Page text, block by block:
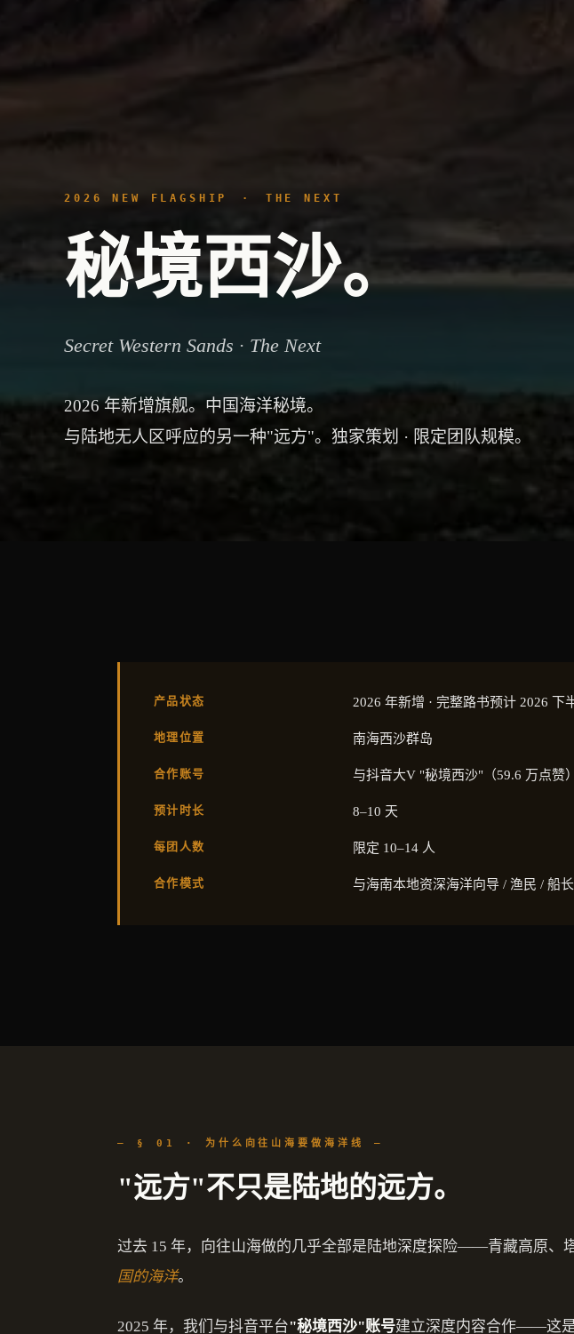
2026 NEW FLAGSHIP · THE NEXT
秘境西沙。
Secret Western Sands · The Next
2026 年新增旗舰。中国海洋秘境。
与陆地无人区呼应的另一种"远方"。独家策划 · 限定团队规模。
产品状态 2026 年新增 · 完整路书预计 2026 下
地理位置 南海西沙群岛
合作账号 与抖音大V "秘境西沙"（59.6 万点赞
预计时长 8–10 天
每团人数 限定 10–14 人
合作模式 与海南本地资深海洋向导 / 渔民 / 船
— § 01 · 为什么向往山海要做海洋线 —
"远方"不只是陆地的远方。
过去 15 年，向往山海做的几乎全部是陆地深度探险——青藏高原、
国的海洋。
2025 年，我们与抖音平台"秘境西沙"账号建立深度内容合作——这